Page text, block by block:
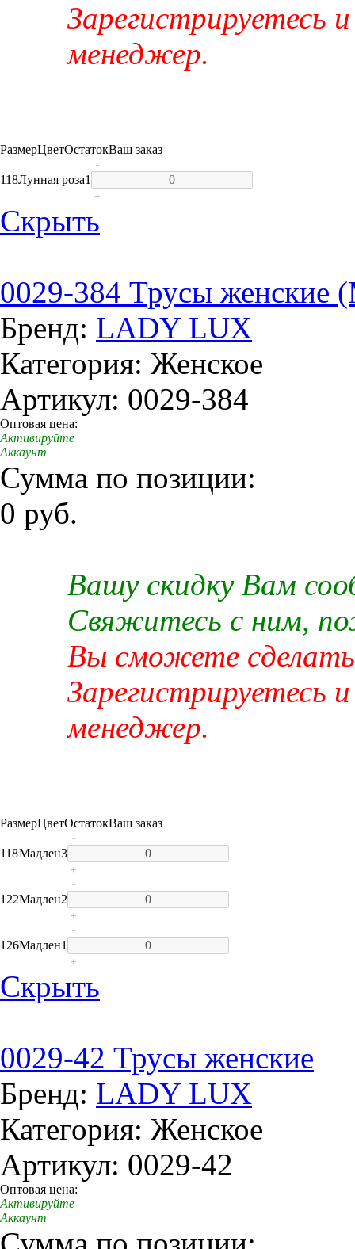
Зарегистрируетесь
менеджер.
РазмерЦветОстатокВаш заказ
118Лунная роза1
-
+
Скрыть
0029-384 Трусы женские
Бренд: LADY LUX
Категория: Женское
Артикул: 0029-384
Оптовая цена:
Активируйте
Аккаунт
Сумма по позиции:
0 руб.
Вашу скидку Вам
Свяжитесь с ним,
Вы сможете сделать
Зарегистрируетесь
менеджер.
РазмерЦветОстатокВаш заказ
118Мадлен3
-
+
122Мадлен2
-
+
126Мадлен1
-
+
Скрыть
0029-42 Трусы женские
Бренд: LADY LUX
Категория: Женское
Артикул: 0029-42
Оптовая цена:
Активируйте
Аккаунт